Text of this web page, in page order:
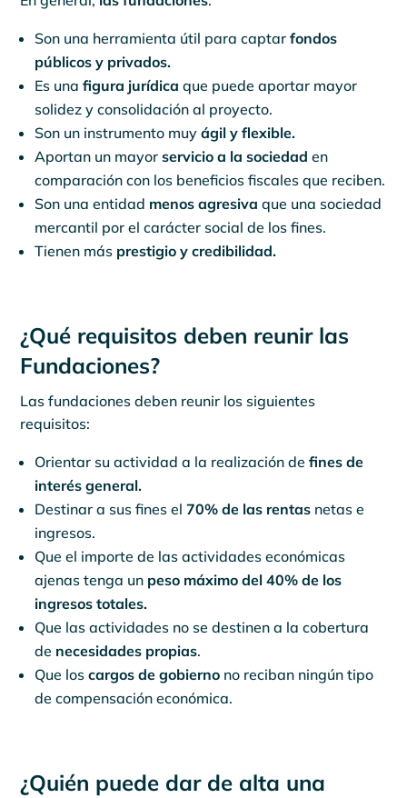
Son una herramienta útil para captarfondos
públicos y privados.
Es unafigura jurídica que puede aportar mayor
solidez y consolidación al proyecto.
Son un instrumento muy ágil y flexible.
Aportan un mayorservicio a la sociedad en
comparación con los beneficios fiscales que reciben.
Son una entidad menos agresiva que una sociedad
mercantil por el carácter social de los fines.
Tienen más prestigio y credibilidad.
¿Qué requisitos deben reunir las
Fundaciones?
Las fundaciones deben reunir los siguientes
requisitos:
Orientar su actividad a la realización defines de
interés general.
Destinar a sus fines el70% de las rentas netas e
ingresos.
Que el importe de las actividades económicas
ajenas tenga un peso máximo del 40% de los
ingresos totales.
Que las actividades no se destinen a la cobertura
de necesidades propias.
Que los cargos de gobierno no reciban ningún tipo
de compensación económica.
¿Quién puede dar de alta una